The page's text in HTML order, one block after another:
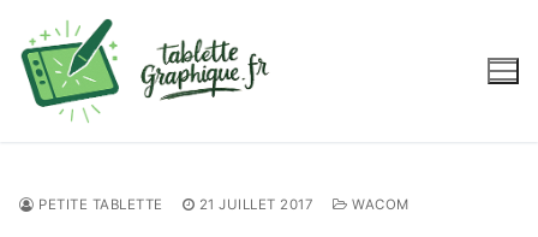
contenu
PETITE TABLETTE 21 JUILLET 2017 WACOM